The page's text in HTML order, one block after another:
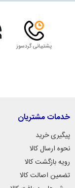
پشتیبانی گردسوز
خدمات مشتریان
پیگیری خرید
نحوه ارسال کالا
رویه بازگشت کالا
تضمین اصالت کالا